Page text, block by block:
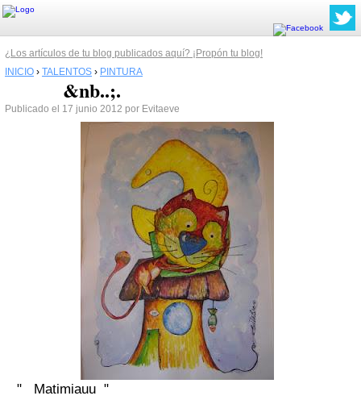
¿Los artículos de tu blog publicados aquí? ¡Propón tu blog!
INICIO › TALENTOS › PINTURA
&nb..;.
Publicado el 17 junio 2012 por Evitaeve
" Matimiauu "